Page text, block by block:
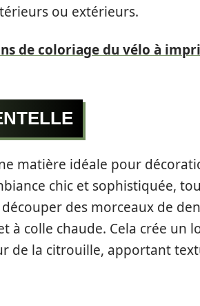
ou extérieurs.
de coloriage du vélo à
matière idéale pour
chic et sophistiquée,
des morceaux de
à colle chaude. Cela crée un
de la citrouille, apportant